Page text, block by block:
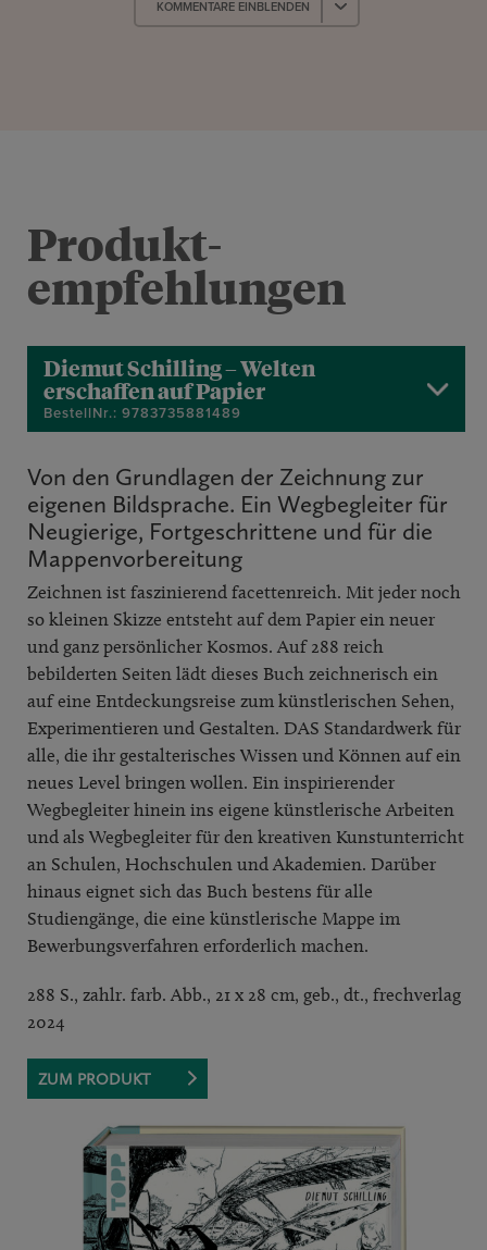
KOMMENTARE EINBLENDEN
Produkt­
empfehlungen
Diemut Schilling – Welten
erschaffen auf Papier
BestellNr.: 9783735881489
Von den Grundlagen der Zeichnung zur
eigenen Bildsprache. Ein Wegbegleiter für
Neugierige, Fortgeschrittene und für die
Mappenvorbereitung
Zeichnen ist faszinierend facettenreich. Mit jeder noch
so kleinen Skizze entsteht auf dem Papier ein neuer
und ganz persönlicher Kosmos. Auf 288 reich
bebilderten Seiten lädt dieses Buch zeichnerisch ein
auf eine Entdeckungsreise zum künstlerischen Sehen,
Experimentieren und Gestalten. DAS Standardwerk für
alle, die ihr gestalterisches Wissen und Können auf ein
neues Level bringen wollen. Ein inspirierender
Wegbegleiter hinein ins eigene künstlerische Arbeiten
und als Wegbegleiter für den kreativen Kunstunterricht
an Schulen, Hochschulen und Akademien. Darüber
hinaus eignet sich das Buch bestens für alle
Studiengänge, die eine künstlerische Mappe im
Bewerbungsverfahren erforderlich machen.
288 S., zahlr. farb. Abb., 21 x 28 cm, geb., dt., frechverlag
2024
ZUM PRODUKT